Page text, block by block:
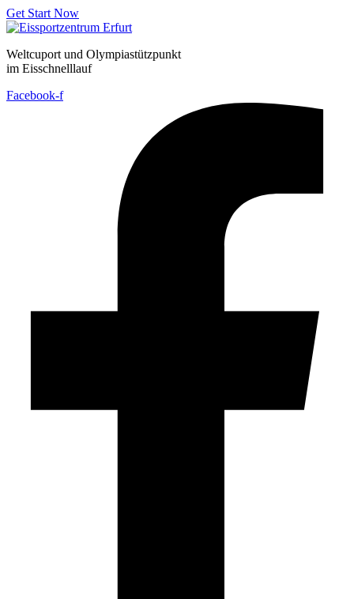
Get Start Now
Weltcuport und Olympiastützpunkt
im Eisschnelllauf
Facebook-f